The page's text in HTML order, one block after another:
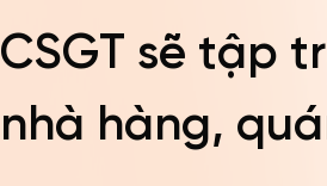
CSGT sẽ tập
nhà hàng,